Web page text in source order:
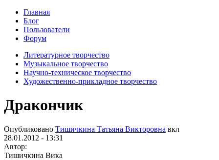
Главная
Блог
Пользователи
Форум
Литературное творчество
Музыкальное творчество
Научно-техническое творчество
Художественно-прикладное творчество
Дракончик
Опубликовано Тишичкина Татьяна Викторовна вкл
28.01.2012 - 13:31
Автор:
Тишичкина Вика